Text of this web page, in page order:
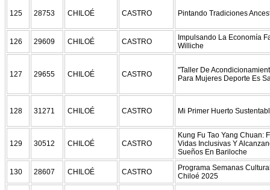
125 28753 CHILOÉ CASTRO Pintando Tradiciones
126 29609 CHILOÉ CASTRO
Impulsando La Economía
Williche
127 29655 CHILOÉ CASTRO
"Taller De
Para Mujeres Deporte Es
128 31271 CHILOÉ CASTRO Mi Primer Huerto
129 30512 CHILOÉ CASTRO
Kung Fu Tao Yang Chuan:
Vidas Inclusivas Y
Sueños En Bariloche
130 28607 CHILOÉ CASTRO
Programa Semanas
Chiloé 2025